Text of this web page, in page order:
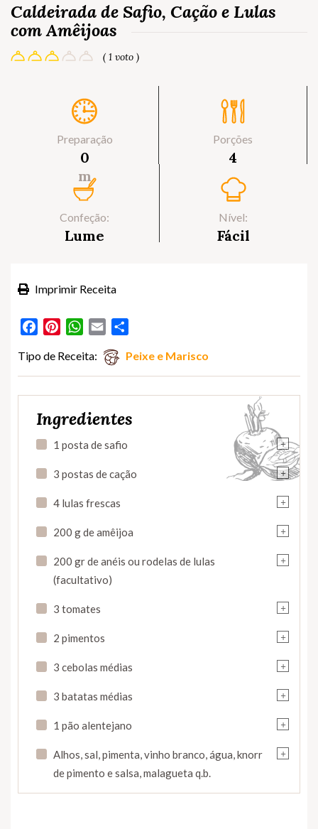
Caldeirada de Safio, Cação e Lulas
com Amêijoas
( 1 voto )
Preparação
0
m
Porções
4
Confeção:
Lume
Nível:
Fácil
Imprimir Receita
FacebookPinterestWhatsApp
Email
Tipo de Receita: Peixe e Marisco
Ingredientes
+
1 posta de safio
+
3 postas de cação
+
4 lulas frescas
+
200 g de amêijoa
+
200 gr de anéis ou rodelas de lulas
(facultativo)
+
3 tomates
+
2 pimentos
+
3 cebolas médias
+
3 batatas médias
+
1 pão alentejano
+
Alhos, sal, pimenta, vinho branco, água, knorr
de pimento e salsa, malagueta q.b.